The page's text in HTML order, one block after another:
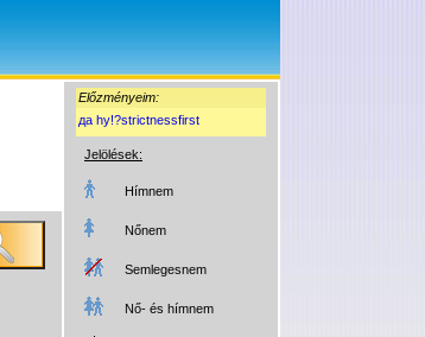
Előzményeim:
дa hy!?strictnessfirst
Jelölések:
Hímnem
Nőnem
Semlegesnem
Nő- és hímnem